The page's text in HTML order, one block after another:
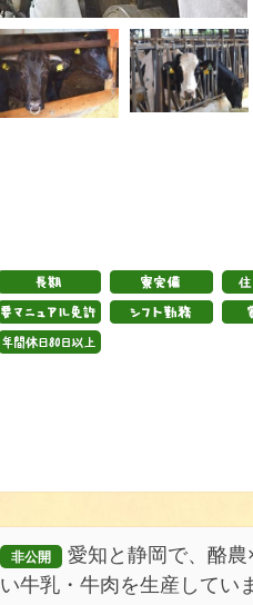
非公開
愛知と静岡で、酪
い牛乳・牛肉を生産してい